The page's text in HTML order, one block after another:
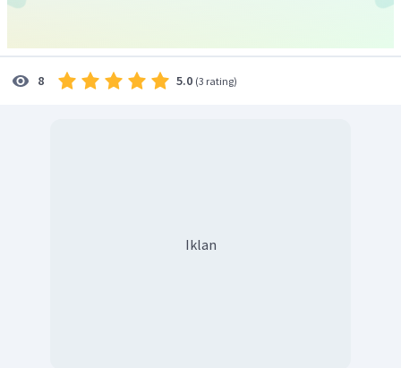
8 5.0 (3 rating)
Iklan